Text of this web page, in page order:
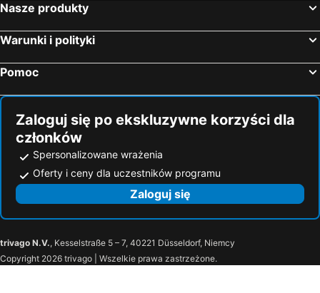
Nasze produkty
Warunki i polityki
Pomoc
Zaloguj się po ekskluzywne korzyści dla
członków
Spersonalizowane wrażenia
Oferty i ceny dla uczestników programu
Zaloguj się
trivago N.V., Kesselstraße 5 – 7, 40221 Düsseldorf, Niemcy
Copyright 2026 trivago | Wszelkie prawa zastrzeżone.